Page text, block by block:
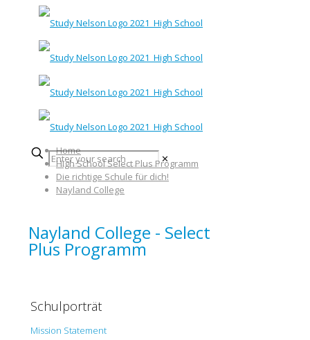
✕
Home
High School Select Plus Programm
Die richtige Schule für dich!
Nayland College
Nayland College - Select
Plus Programm
Schulporträt
Mission Statement